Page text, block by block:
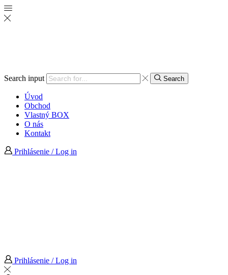
Search input Search
Úvod
Obchod
Vlastný BOX
O nás
Kontakt
Prihlásenie / Log in
Prihlásenie / Log in